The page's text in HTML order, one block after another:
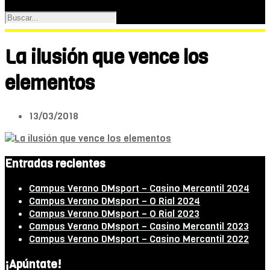
La ilusión que vence los
elementos
13/03/2018
Entradas recientes
Campus Verano DMsport – Casino Mercantil 2024
Campus Verano DMsport – O Rial 2024
Campus Verano DMsport – O Rial 2023
Campus Verano DMsport – Casino Mercantil 2023
Campus Verano DMsport – Casino Mercantil 2022
¡Apúntate!